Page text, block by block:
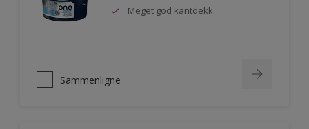
Meget god kantdekk
Sammenligne